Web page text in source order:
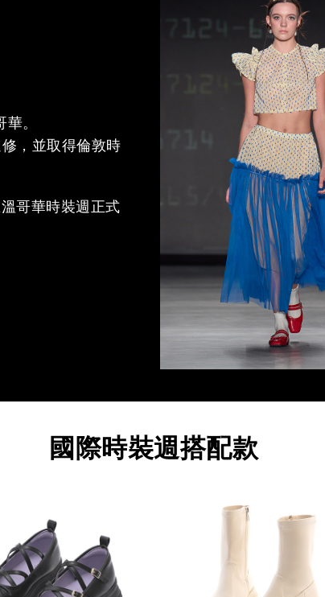
。
，並取得倫敦時
哥華時裝週正式
國際時裝週搭配款